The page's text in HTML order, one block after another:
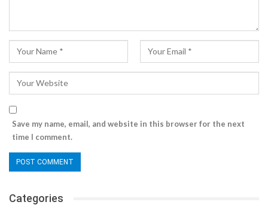
Save my name, email, and website in this browser for the next
time I comment.
Categories